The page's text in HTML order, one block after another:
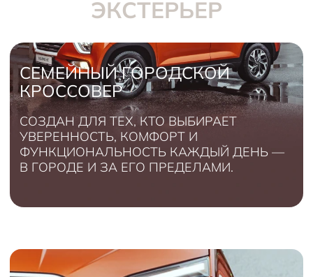
ЭКСТЕРЬЕР
СЕМЕЙНЫЙ ГОРОДСКОЙ
КРОССОВЕР
СОЗДАН ДЛЯ ТЕХ, КТО ВЫБИРАЕТ
УВЕРЕННОСТЬ, КОМФОРТ И
ФУНКЦИОНАЛЬНОСТЬ КАЖДЫЙ ДЕНЬ —
В ГОРОДЕ И ЗА ЕГО ПРЕДЕЛАМИ.